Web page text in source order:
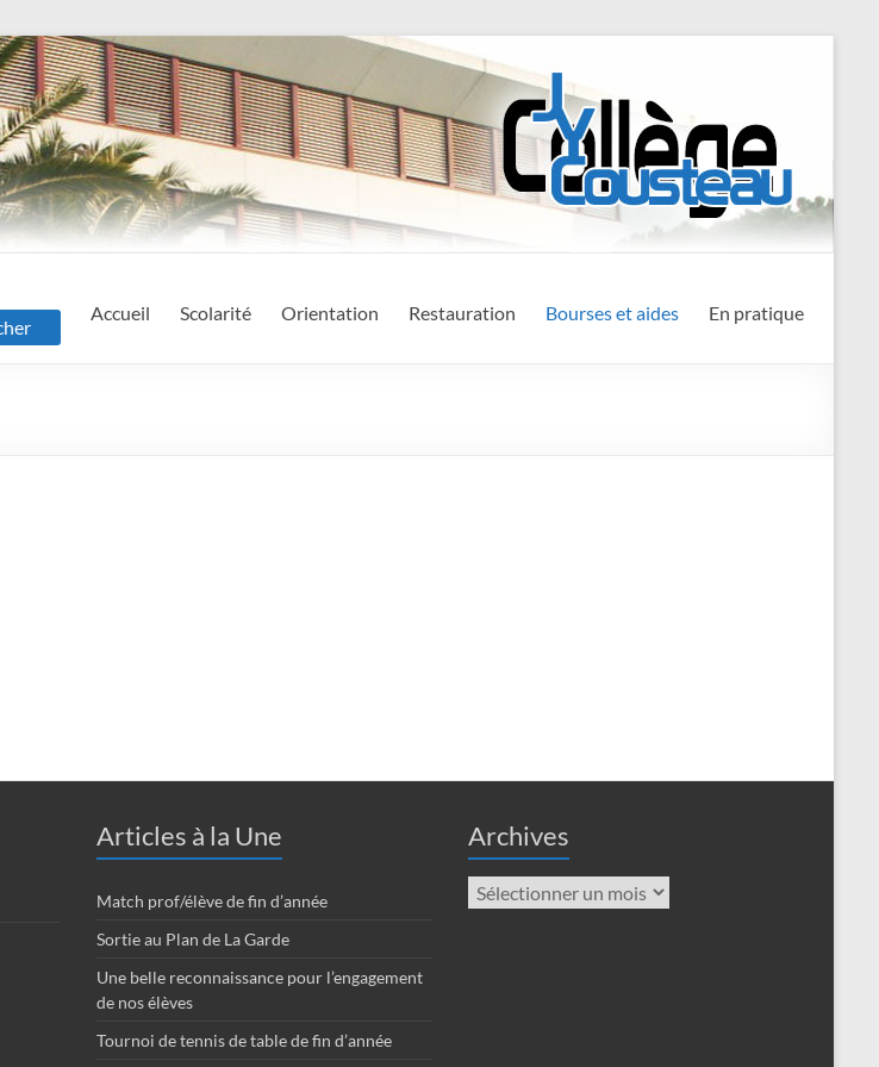
Accueil Scolarité Orientation Restauration Bourses et aides En pratique
Articles à la Une
Match prof/élève de fin d’année
Sortie au Plan de La Garde
Une belle reconnaissance pour l’engagement
de nos élèves
Tournoi de tennis de table de fin d’année
Archives
Archives